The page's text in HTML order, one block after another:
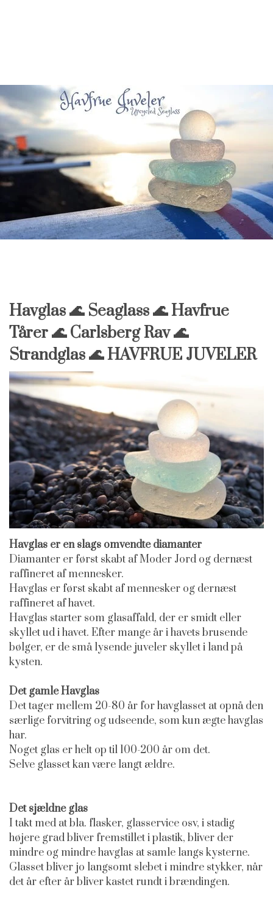
Havglas 🌊 Seaglass 🌊 Havfrue
Tårer 🌊 Carlsberg Rav 🌊
Strandglas 🌊 HAVFRUE JUVELER
Havglas er en slags omvendte diamanter
Diamanter er først skabt af Moder Jord og dernæst
raffineret af mennesker.
Havglas er først skabt af mennesker og dernæst
raffineret af havet.
Havglas starter som glasaffald, der er smidt eller
skyllet ud i havet. Efter mange år i havets brusende
bølger, er de små lysende juveler skyllet i land på
kysten.
Det gamle Havglas
Det tager mellem 20-80 år for havglasset at opnå den
særlige forvitring og udseende, som kun ægte havglas
har.
Noget glas er helt op til 100-200 år om det.
Selve glasset kan være langt ældre.
Det sjældne glas
I takt med at bla. flasker, glasservice osv, i stadig
højere grad bliver fremstillet i plastik, bliver der
mindre og mindre havglas at samle langs kysterne.
Glasset bliver jo langsomt slebet i mindre stykker, når
det år efter år bliver kastet rundt i brændingen.